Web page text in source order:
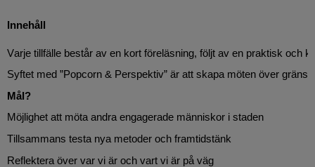
Innehåll
Varje tillfälle består av en kort föreläsning, följt av en praktisk och
Syftet med ”Popcorn & Perspektiv” är att skapa möten över
Mål?
Möjlighet att möta andra engagerade människor i staden
Tillsammans testa nya metoder och framtidstänk
Reflektera över var vi är och vart vi är på väg